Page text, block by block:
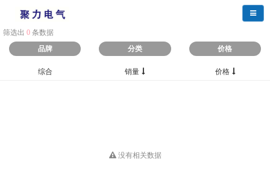
导航
筛选出 0 条数据
品牌
分类 价格
综合 销量 价格
没有相关数据